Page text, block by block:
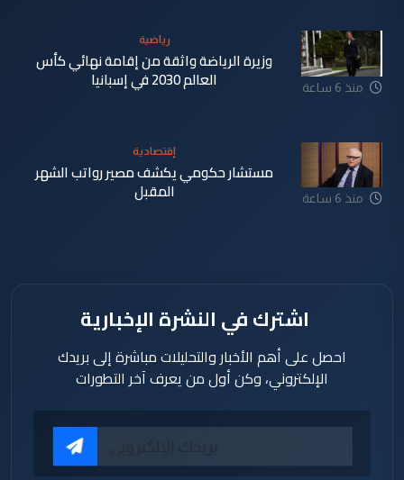
منذ 6 ساعة
رياضية
وزيرة الرياضة واثقة من إقامة نهائي كأس
العالم 2030 في إسبانيا
منذ 6 ساعة
إقتصادية
مستشار حكومي يكشف مصير رواتب الشهر
المقبل
اشترك في النشرة الإخبارية
احصل على أهم الأخبار والتحليلات مباشرة إلى بريدك
الإلكتروني، وكن أول من يعرف آخر التطورات